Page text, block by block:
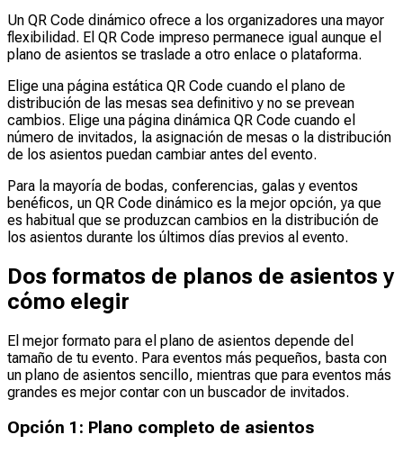
Un QR Code dinámico ofrece a los organizadores una mayor
flexibilidad. El QR Code impreso permanece igual aunque el
plano de asientos se traslade a otro enlace o plataforma.
Elige una página estática QR Code cuando el plano de
distribución de las mesas sea definitivo y no se prevean
cambios. Elige una página dinámica QR Code cuando el
número de invitados, la asignación de mesas o la distribución
de los asientos puedan cambiar antes del evento.
Para la mayoría de bodas, conferencias, galas y eventos
benéficos, un QR Code dinámico es la mejor opción, ya que
es habitual que se produzcan cambios en la distribución de
los asientos durante los últimos días previos al evento.
Dos formatos de planos de asientos y
cómo elegir
El mejor formato para el plano de asientos depende del
tamaño de tu evento. Para eventos más pequeños, basta con
un plano de asientos sencillo, mientras que para eventos más
grandes es mejor contar con un buscador de invitados.
Opción 1: Plano completo de asientos